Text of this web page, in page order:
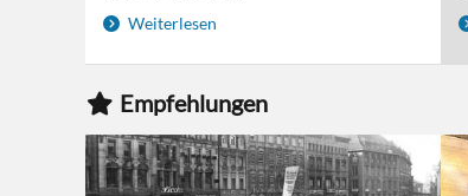
Weiterlesen
Empfehlungen